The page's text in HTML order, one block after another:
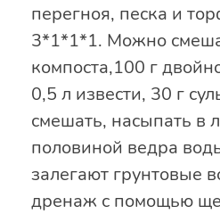
перегноя, песка и
3*1*1*1. Можно
компоста,100 г
0,5 л извести, 30 г
смешать, насыпать в
половиной ведра
залегают грунтовые
дренаж с помощью